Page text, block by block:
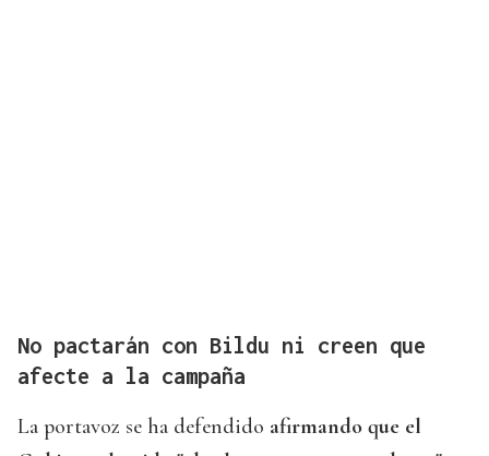
No pactarán con Bildu ni creen que
afecte a la campaña
La portavoz se ha defendido afirmando que el